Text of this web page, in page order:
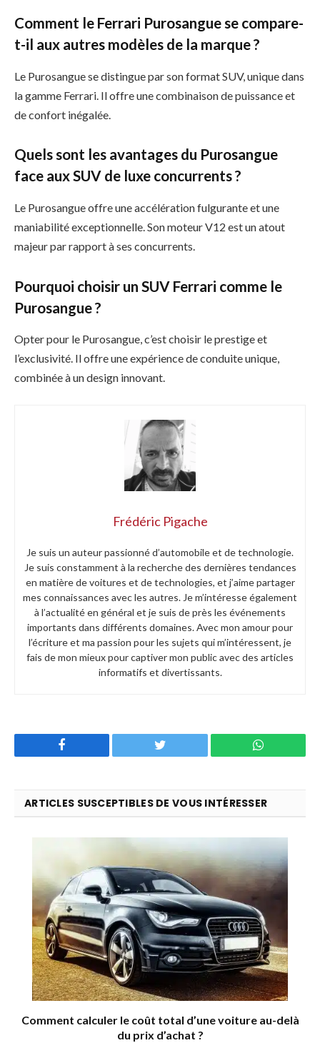
Comment le Ferrari Purosangue se compare-
t-il aux autres modèles de la marque ?
Le Purosangue se distingue par son format SUV, unique dans
la gamme Ferrari. Il offre une combinaison de puissance et
de confort inégalée.
Quels sont les avantages du Purosangue
face aux SUV de luxe concurrents ?
Le Purosangue offre une accélération fulgurante et une
maniabilité exceptionnelle. Son moteur V12 est un atout
majeur par rapport à ses concurrents.
Pourquoi choisir un SUV Ferrari comme le
Purosangue ?
Opter pour le Purosangue, c’est choisir le prestige et
l’exclusivité. Il offre une expérience de conduite unique,
combinée à un design innovant.
Frédéric Pigache
Je suis un auteur passionné d’automobile et de technologie.
Je suis constamment à la recherche des dernières tendances
en matière de voitures et de technologies, et j’aime partager
mes connaissances avec les autres. Je m’intéresse également
à l’actualité en général et je suis de près les événements
importants dans différents domaines. Avec mon amour pour
l’écriture et ma passion pour les sujets qui m’intéressent, je
fais de mon mieux pour captiver mon public avec des articles
informatifs et divertissants.
Twitter WhatsApp
ARTICLES SUSCEPTIBLES DE VOUS INTÉRESSER
Comment calculer le coût total d’une voiture au-delà
du prix d’achat ?